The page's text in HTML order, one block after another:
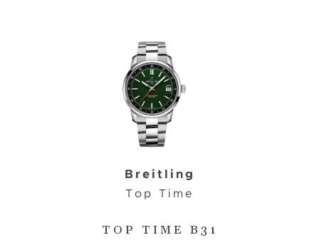
TOP TIME B31
Breitling
Top Time